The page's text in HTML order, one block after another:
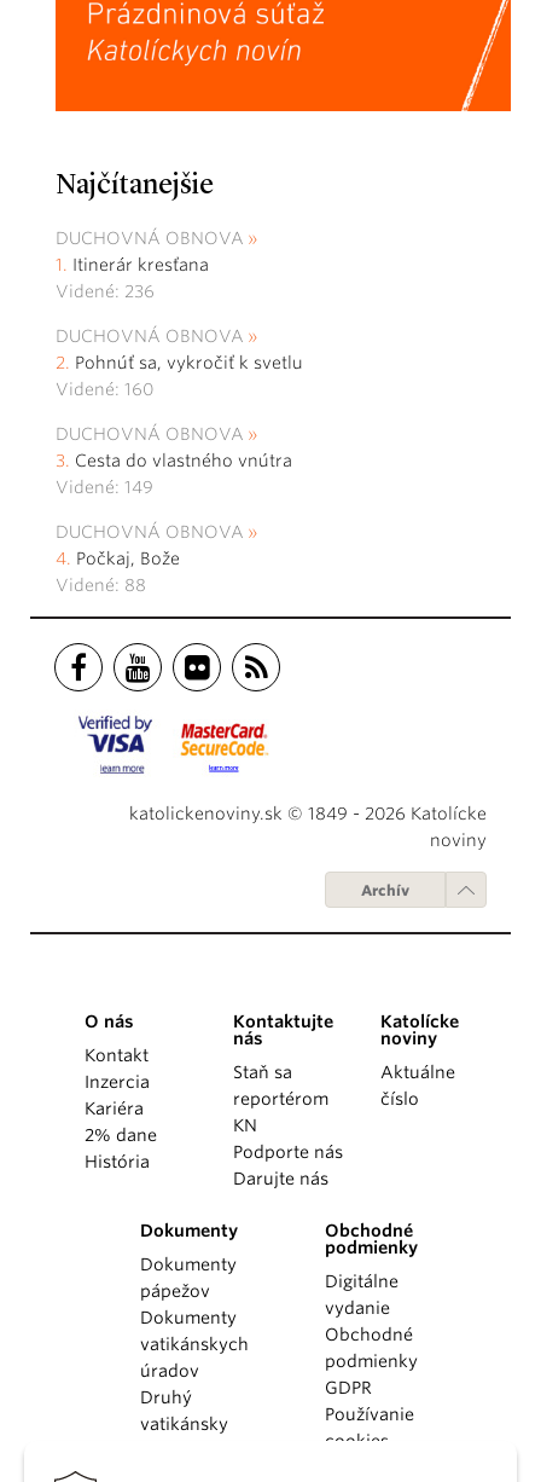
Najčítanejšie
DUCHOVNÁ OBNOVA
Itinerár kresťana
Videné: 236
DUCHOVNÁ OBNOVA
Pohnúť sa, vykročiť k svetlu
Videné: 160
DUCHOVNÁ OBNOVA
Cesta do vlastného vnútra
Videné: 149
DUCHOVNÁ OBNOVA
Počkaj, Bože
Videné: 88
katolickenoviny.sk © 1849 - 2026 Katolícke
noviny
Archív
O nás
Kontakt
Inzercia
Kariéra
2% dane
História
Kontaktujte
nás
Staň sa
reportérom
KN
Podporte nás
Darujte nás
Katolícke
noviny
Aktuálne
číslo
Dokumenty
Dokumenty
pápežov
Dokumenty
vatikánskych
úradov
Druhý
vatikánsky
Obchodné
podmienky
Digitálne
vydanie
Obchodné
podmienky
GDPR
Používanie
cookies